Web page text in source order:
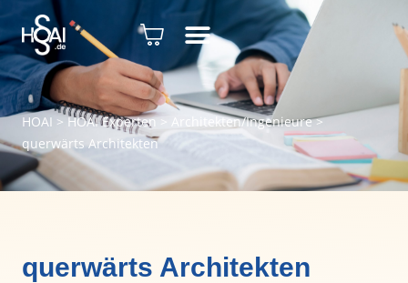
HOAI > HOAI Experten> Architekten/Ingenieure>
querwärts Architekten
querwärts Architekten